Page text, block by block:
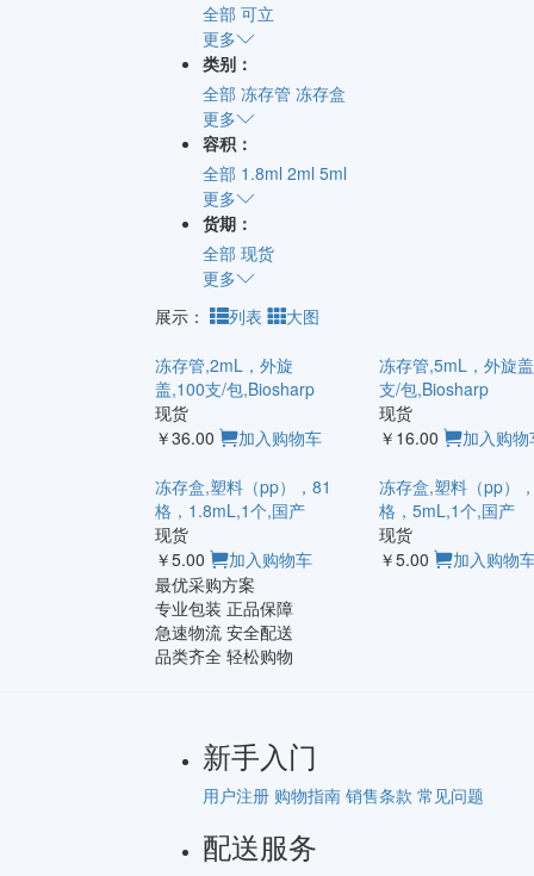
全部 可立
更多
类别：
全部 冻存管 冻存盒
更多
容积：
全部 1.8ml 2ml 5ml
更多
货期：
全部 现货
更多
展示：
列表 大图
冻存管,2mL，外旋
盖,100支/包,Biosharp
现货
￥36.00
加入购物车
冻存管,5mL，外旋
支/包,Biosharp
现货
￥16.00
加入购物
冻存盒,塑料（pp），81
格，1.8mL,1个,国产
现货
￥5.00
加入购物车
冻存盒,塑料（pp）
格，5mL,1个,国产
现货
￥5.00
加入购物
最优采购方案
专业包装 正品保障
急速物流 安全配送
品类齐全 轻松购物
新手入门
用户注册 购物指南 销售条款 常见问题
配送服务